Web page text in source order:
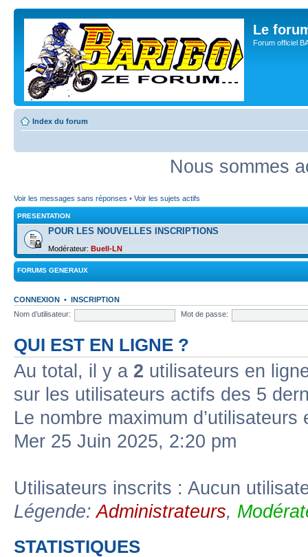
Le
Forum officiel
Index du forum
Nous sommes
Voir les messages sans réponses • Voir les sujets actifs
PRESENTATION
POUR LES NOUVELLES INSCRIPTIONS
Modérateur: Buell-LN
FORUMS GENERAUX
CONNEXION • INSCRIPTION
Nom d’utilisateur:
Mot de passe:
QUI EST EN LIGNE ?
Au total, il y a 2 utilisateurs en
sur les utilisateurs actifs des 5
Le nombre maximum
Mer 25 Juin 2025, 2:20 pm
Utilisateurs inscrits : Aucun
Légende:Administrateurs,
STATISTIQUES